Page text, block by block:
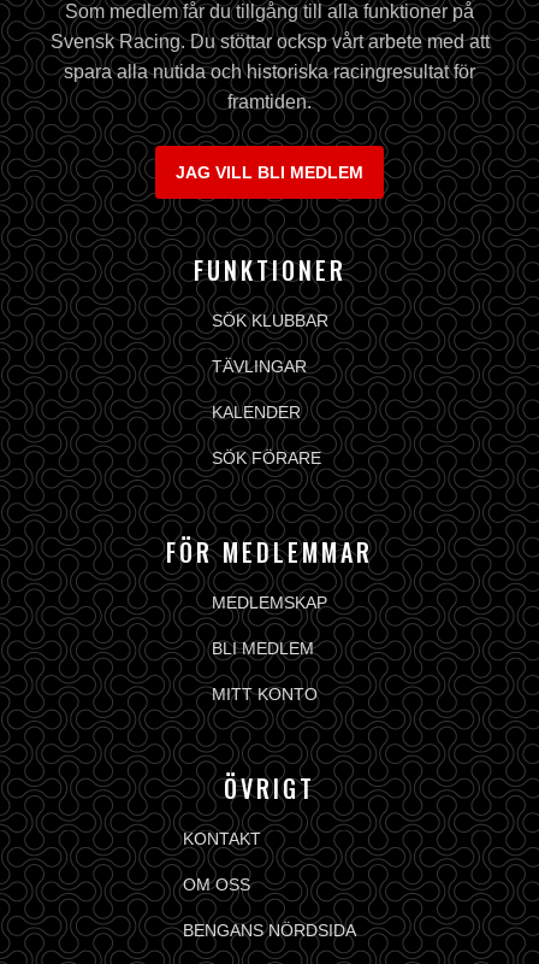
Som medlem får du tillgång till alla funktioner på
Svensk Racing. Du stöttar ocksp vårt arbete med att
spara alla nutida och historiska racingresultat för
framtiden.
JAG VILL BLI MEDLEM
FUNKTIONER
SÖK KLUBBAR
TÄVLINGAR
KALENDER
SÖK FÖRARE
FÖR MEDLEMMAR
MEDLEMSKAP
BLI MEDLEM
MITT KONTO
ÖVRIGT
KONTAKT
OM OSS
BENGANS NÖRDSIDA